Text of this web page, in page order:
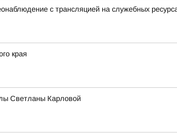
с трансляцией на служебных
края
Светланы Карловой